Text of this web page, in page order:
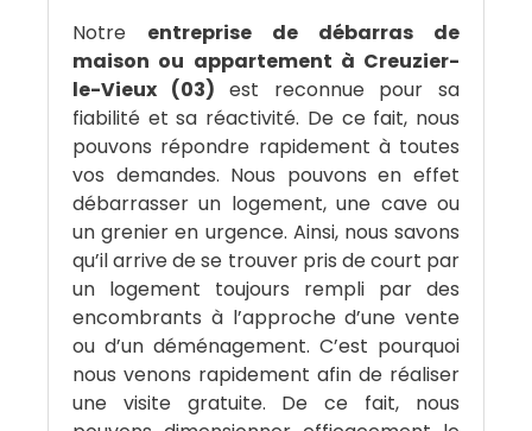
Notre entreprise de débarras de
maison ou appartement à Creuzier-
le-Vieux (03) est reconnue pour sa
fiabilité et sa réactivité. De ce fait, nous
pouvons répondre rapidement à toutes
vos demandes. Nous pouvons en effet
débarrasser un logement, une cave ou
un grenier en urgence. Ainsi, nous savons
qu’il arrive de se trouver pris de court par
un logement toujours rempli par des
encombrants à l’approche d’une vente
ou d’un déménagement. C’est pourquoi
nous venons rapidement afin de réaliser
une visite gratuite. De ce fait, nous